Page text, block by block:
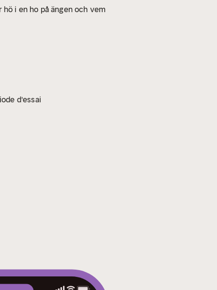
i en ho på ängen och vem
d'essai